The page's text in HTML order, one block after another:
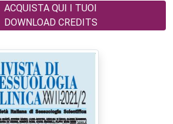
ACQUISTA QUI I TUOI
DOWNLOAD CREDITS